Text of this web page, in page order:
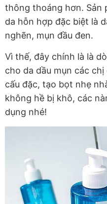
thông thoáng hơn. Sản
da hỗn hợp đặc biệt là
nghẽn, mụn đầu đen.
Vì thế, đây chính là là
cho da dầu mụn các
cấu đặc, tạo bọt nhẹ
không hề bị khô, các
dụng nhé!